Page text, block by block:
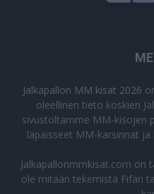
Jalkapallon MM kisat 2026
oleellinen tieto koskien
sivustoltamme MM-kisojen
läpäisseet MM-karsinnat
Jalkapallonmmkisat.com on
ole mitään tekemistä Fifan